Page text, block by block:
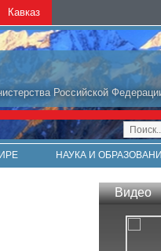
Кавказ
Российской
НАУКА И
Видео